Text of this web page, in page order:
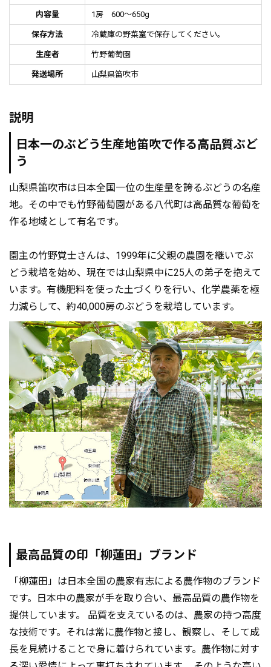
内容量 1房 600～650g
保存方法 冷蔵庫の野菜室で保存してください。
生産者 竹野葡萄園
発送場所 山梨県笛吹市
説明
日本一のぶどう生産地笛吹で作る高品質ぶど
う
山梨県笛吹市は日本全国一位の生産量を誇るぶどうの名産
地。その中でも竹野葡萄園がある八代町は高品質な葡萄を
作る地域として有名です。
園主の竹野覚士さんは、1999年に父親の農園を継いでぶ
どう栽培を始め、現在では山梨県中に25人の弟子を抱えて
います。有機肥料を使った土づくりを行い、化学農薬を極
力減らして、約40,000房のぶどうを栽培しています。
最高品質の印「柳蓮田」ブランド
「柳蓮田」は日本全国の農家有志による農作物のブランド
です。日本中の農家が手を取り合い、最高品質の農作物を
提供しています。 品質を支えているのは、農家の持つ高度
な技術です。それは常に農作物と接し、観察し、そして成
長を見続けることで身に着けられています。農作物に対す